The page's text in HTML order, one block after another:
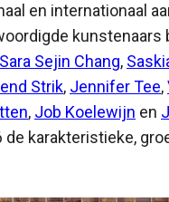
en internationaal
kunstenaars
Sara Sejin Chang,
Strik, Jennifer Tee,
, Job Koelewijn en
de karakteristieke,